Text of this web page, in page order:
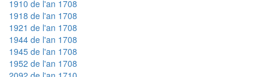
1910 de l'an 1708
1918 de l'an 1708
1921 de l'an 1708
1944 de l'an 1708
1945 de l'an 1708
1952 de l'an 1708